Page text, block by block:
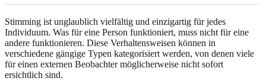
Stimming ist unglaublich vielfältig und einzigartig für jedes
Individuum. Was für eine Person funktioniert, muss nicht für eine
andere funktionieren. Diese Verhaltensweisen können in
verschiedene gängige Typen kategorisiert werden, von denen viele
für einen externen Beobachter möglicherweise nicht sofort
ersichtlich sind.